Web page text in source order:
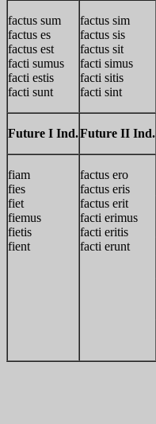
factus sum
factus es
factus est
facti sumus
facti estis
facti sunt
factus sim
factus sis
factus sit
facti simus
facti sitis
facti sint
Future I Ind.Future II Ind.
fiam
fies
fiet
fiemus
fietis
fient
factus ero
factus eris
factus erit
facti erimus
facti eritis
facti erunt